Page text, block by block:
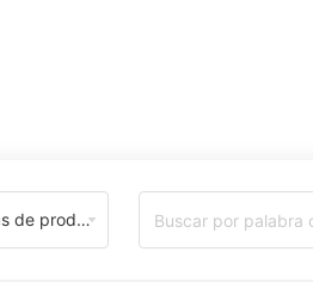
Subcategorías de productos